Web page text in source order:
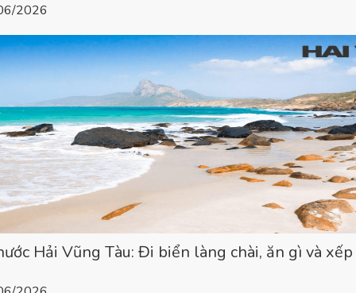
2026
Hải Vũng Tàu: Đi biển làng chài, ăn gì và